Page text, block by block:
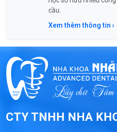
cầu.
Xem thêm thông tin ›
CTY TNHH NHA